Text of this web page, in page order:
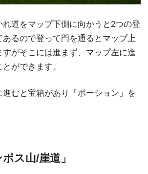
れ道をマップ下側に向かうと2つの登
るので登って門を通るとマップ上
すがそこには進まず、マップ左に進
ができます。
進むと宝箱があり「ポーション」を
ス山/崖道」